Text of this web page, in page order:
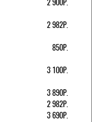
2 982Р.
850Р.
3 100Р.
3 890Р.
2 982Р.
3 690Р.